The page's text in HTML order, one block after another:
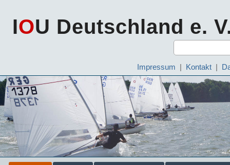
IOU Deutschland e.
Impressum | Kontakt |